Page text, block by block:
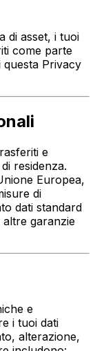
di asset, i tuoi
come parte
Privacy
e
residenza.
Europea,
di
dati standard
garanzie
e
i tuoi dati
alterazione,